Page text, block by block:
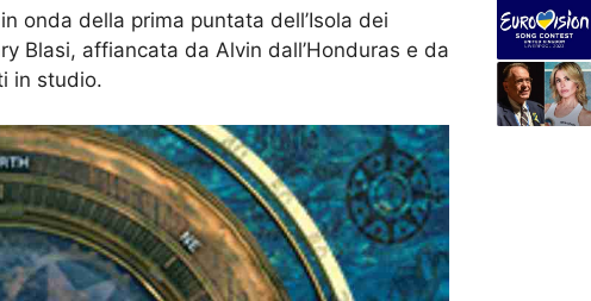
onda della prima puntata dell’Isola dei
Blasi, affiancata da Alvin dall’Honduras e da
in studio.